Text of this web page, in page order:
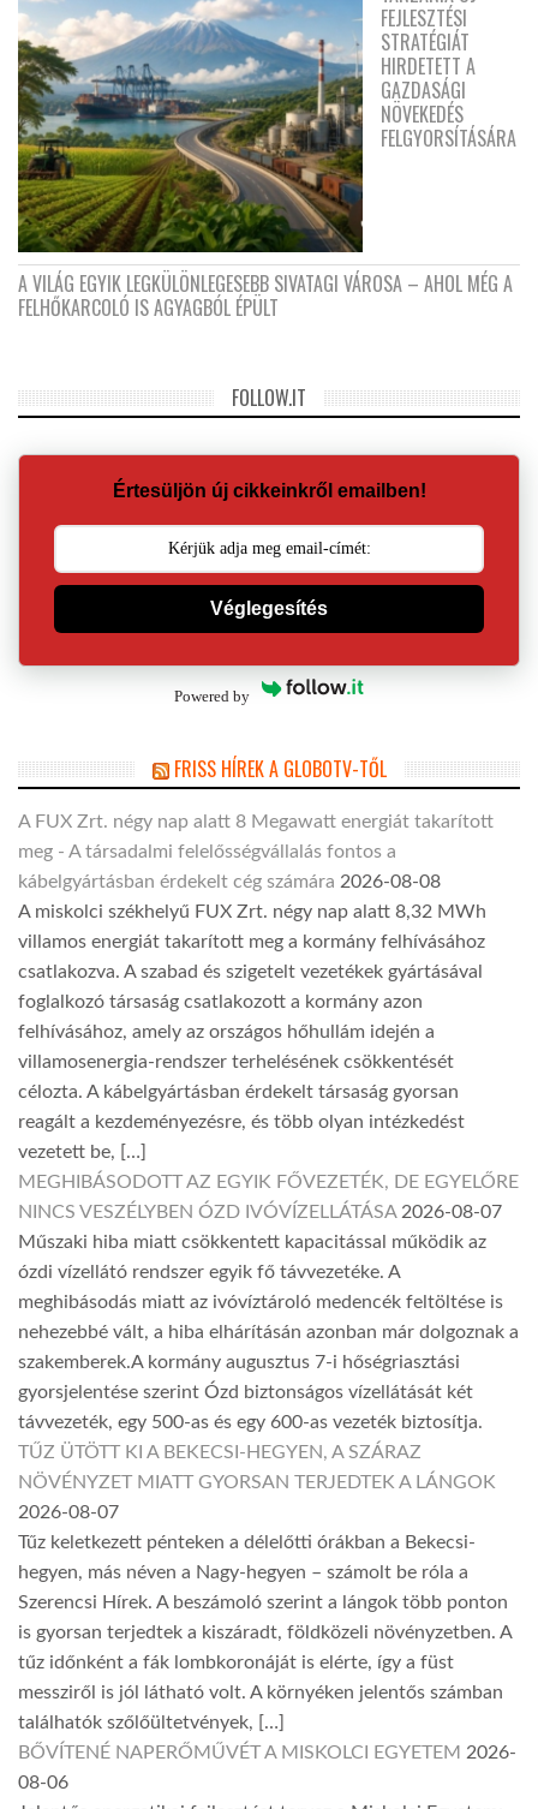
FEJLESZTÉSI
STRATÉGIÁT
HIRDETETT A
GAZDASÁGI
NÖVEKEDÉS
FELGYORSÍTÁSÁRA
A VILÁG EGYIK LEGKÜLÖNLEGESEBB SIVATAGI VÁROSA – AHOL MÉG A
FELHŐKARCOLÓ IS AGYAGBÓL ÉPÜLT
FOLLOW.IT
Értesüljön új cikkeinkről emailben!
Véglegesítés
Powered by
FRISS HÍREK A GLOBOTV-TŐL
A FUX Zrt. négy nap alatt 8 Megawatt energiát takarított
meg - A társadalmi felelősségvállalás fontos a
kábelgyártásban érdekelt cég számára 2026-08-08
A miskolci székhelyű FUX Zrt. négy nap alatt 8,32 MWh
villamos energiát takarított meg a kormány felhívásához
csatlakozva. A szabad és szigetelt vezetékek gyártásával
foglalkozó társaság csatlakozott a kormány azon
felhívásához, amely az országos hőhullám idején a
villamosenergia-rendszer terhelésének csökkentését
célozta. A kábelgyártásban érdekelt társaság gyorsan
reagált a kezdeményezésre, és több olyan intézkedést
vezetett be, […]
MEGHIBÁSODOTT AZ EGYIK FŐVEZETÉK, DE EGYELŐRE
NINCS VESZÉLYBEN ÓZD IVÓVÍZELLÁTÁSA 2026-08-07
Műszaki hiba miatt csökkentett kapacitással működik az
ózdi vízellátó rendszer egyik fő távvezetéke. A
meghibásodás miatt az ivóvíztároló medencék feltöltése is
nehezebbé vált, a hiba elhárításán azonban már dolgoznak a
szakemberek.A kormány augusztus 7-i hőségriasztási
gyorsjelentése szerint Ózd biztonságos vízellátását két
távvezeték, egy 500-as és egy 600-as vezeték biztosítja.
TŰZ ÜTÖTT KI A BEKECSI-HEGYEN, A SZÁRAZ
NÖVÉNYZET MIATT GYORSAN TERJEDTEK A LÁNGOK
2026-08-07
Tűz keletkezett pénteken a délelőtti órákban a Bekecsi-
hegyen, más néven a Nagy-hegyen – számolt be róla a
Szerencsi Hírek. A beszámoló szerint a lángok több ponton
is gyorsan terjedtek a kiszáradt, földközeli növényzetben. A
tűz időnként a fák lombkoronáját is elérte, így a füst
messziről is jól látható volt. A környéken jelentős számban
találhatók szőlőültetvények, […]
BŐVÍTENÉ NAPERŐMŰVÉT A MISKOLCI EGYETEM 2026-
08-06